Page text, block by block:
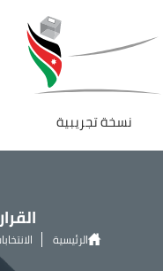
تجاوز إلى المحتوى الرئيسي
نسخة تجريبية
الرئيسية